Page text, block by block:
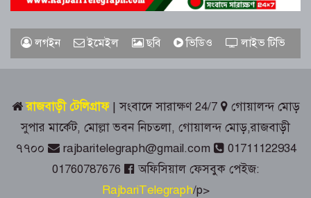
গোয়ালন্দে ১৮০ পুরিয়া হেরোইনসহ ৮
মামলার আসামি রিনা গ্রেপ্তার
পালনে দিনব্যাপী নানা কর্মসূচি
গোয়ালন্দে সোয়া কোটি টাকার সড়কে দুই
মাসেই ধস, নিম্নমানের কাজের অভিযোগ
৭৬ বছর ধরে বিনা পারিশ্রমিকে কবর খুঁড়ছেন
রুস্তম ফকির,
লগইন ইমেইল ছবি ভিডিও লাইভ টিভি
রাজবাড়ী টেলিগ্রাফ | সংবাদে সারাক্ষণ 24/7
গোয়ালন্দ মোড়
সুপার মার্কেট, মোল্লা ভবন নিচতলা, গোয়ালন্দ মোড়,রাজবাড়ী
৭৭০০
rajbaritelegraph@gmail.com
01711122934
01760787676
অফিসিয়াল ফেসবুক পেইজ:
RajbariTelegraph/p>